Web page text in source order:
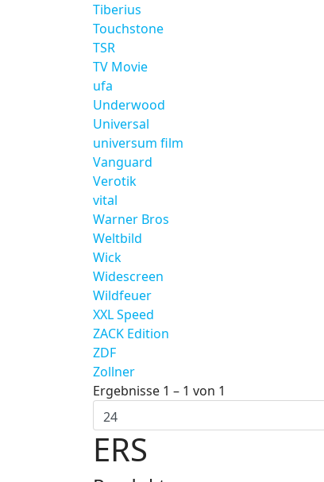
Tiberius
Touchstone
TSR
TV Movie
ufa
Underwood
Universal
universum film
Vanguard
Verotik
vital
Warner Bros
Weltbild
Wick
Widescreen
Wildfeuer
XXL Speed
ZACK Edition
ZDF
Zollner
Ergebnisse 1 – 1 von 1
ERS